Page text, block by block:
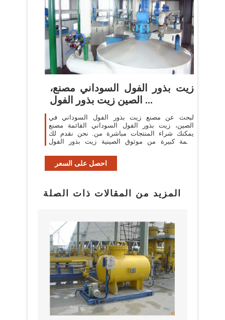
زيت بذور الفول السوداني مصنع،
الصين زيت بذور الفول ...
لبحث عن مصنع زيت بذور الفول السوداني في
الصين، زيت بذور الفول السوداني القائمة مصنع
يمكنك شراء المنتجات مباشرة من. نحن نقدم لك
قائمة كبيرة من موثوق الصينية زيت بذور الفول
احصل على السعر
المزيد من المقالات ذات الصلة